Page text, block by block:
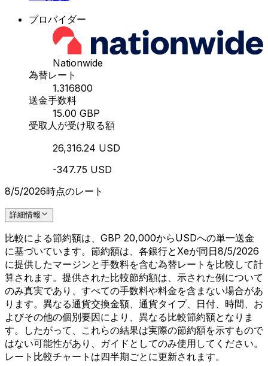
プロバイダー
Nationwide
為替レート
1.316800
送金手数料
15.00 GBP
受取人が受け取る額
26,316.24 USD
-347.75 USD
8/5/2026時点のレート
詳細情報
比較による節約額は、GBP 20,000からUSDへの単一送金
に基づいています。節約額は、各銀行とXeが同日8/5/2026
に提供したマージンと手数料を含む為替レートを比較して計
算されます。提供された比較節約額は、示された例について
のみ真実であり、すべての手数料や料金を含まない場合があ
ります。異なる通貨交換金額、通貨タイプ、日付、時間、お
よびその他の個別要因により、異なる比較節約額となりま
す。したがって、これらの結果は実際の節約額を示すもので
はない可能性があり、ガイドとしてのみ使用してください。
レート比較チャートは四半期ごとに更新されます。